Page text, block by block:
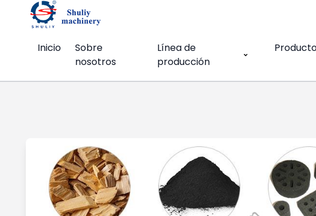
Inicio
Sobre
nosotros
Línea de
producción